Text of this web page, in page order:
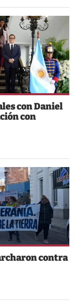
con Daniel
con
contra